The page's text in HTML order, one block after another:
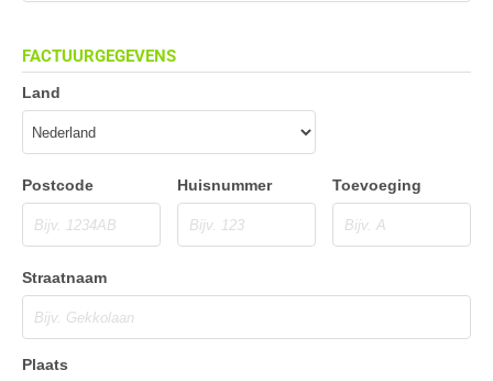
FACTUURGEGEVENS
Land
Postcode Huisnummer Toevoeging
Straatnaam
Plaats